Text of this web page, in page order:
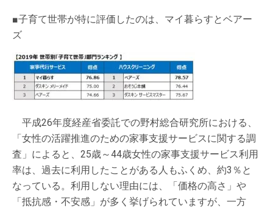
■子育て世帯が特に評価したのは、マイ暮らすとベアー
ズ
平成26年度経産省委託での野村総合研究所における、
「女性の活躍推進のための家事支援サービスに関する調
査」によると、25歳～44歳女性の家事支援サービス利用
率は、過去に利用したことがある人もふくめ、約3％と
なっている。利用しない理由には、「価格の高さ」や
「抵抗感・不安感」が多く挙げられていますが、一方